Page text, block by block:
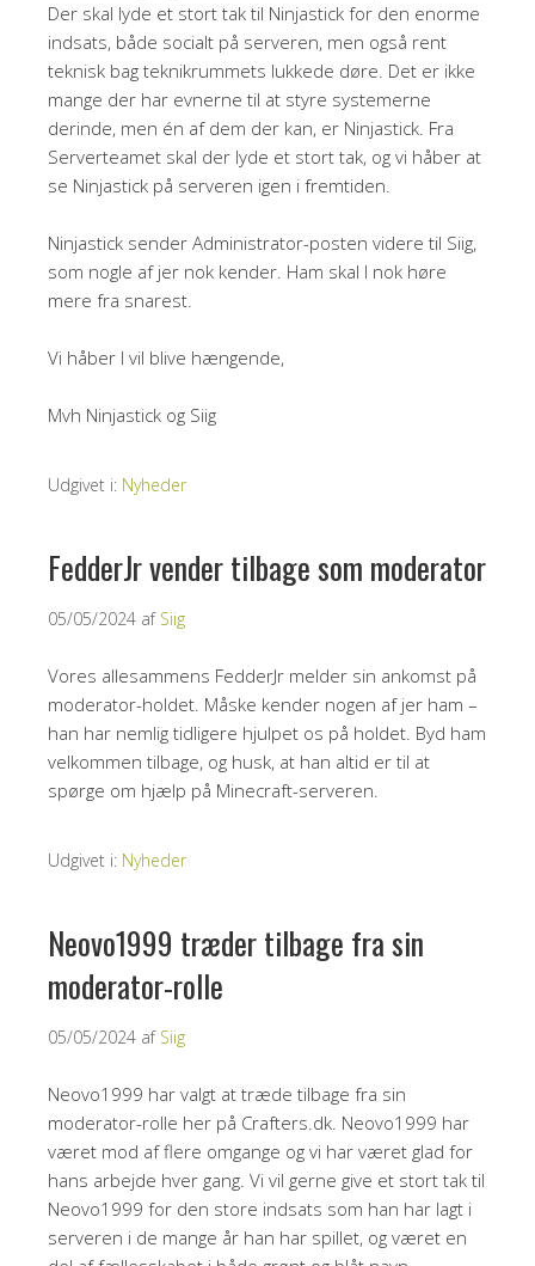
Der skal lyde et stort tak til Ninjastick for den enorme
indsats, både socialt på serveren, men også rent
teknisk bag teknikrummets lukkede døre. Det er ikke
mange der har evnerne til at styre systemerne
derinde, men én af dem der kan, er Ninjastick. Fra
Serverteamet skal der lyde et stort tak, og vi håber at
se Ninjastick på serveren igen i fremtiden.
Ninjastick sender Administrator-posten videre til Siig,
som nogle af jer nok kender. Ham skal I nok høre
mere fra snarest.
Vi håber I vil blive hængende,
Mvh Ninjastick og Siig
Udgivet i: Nyheder
FedderJr vender tilbage som moderator
05/05/2024 af Siig
Vores allesammens FedderJr melder sin ankomst på
moderator-holdet. Måske kender nogen af jer ham –
han har nemlig tidligere hjulpet os på holdet. Byd ham
velkommen tilbage, og husk, at han altid er til at
spørge om hjælp på Minecraft-serveren.
Udgivet i: Nyheder
Neovo1999 træder tilbage fra sin
moderator-rolle
05/05/2024 af Siig
Neovo1999 har valgt at træde tilbage fra sin
moderator-rolle her på Crafters.dk. Neovo1999 har
været mod af flere omgange og vi har været glad for
hans arbejde hver gang. Vi vil gerne give et stort tak til
Neovo1999 for den store indsats som han har lagt i
serveren i de mange år han har spillet, og været en